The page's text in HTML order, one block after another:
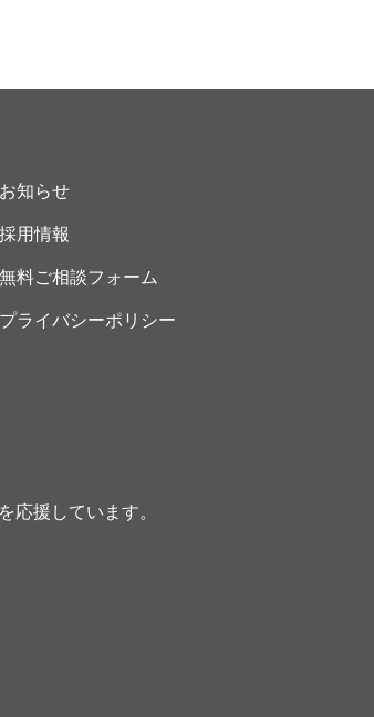
お知らせ
採用情報
無料ご相談フォーム
プライバシーポリシー
援しています。